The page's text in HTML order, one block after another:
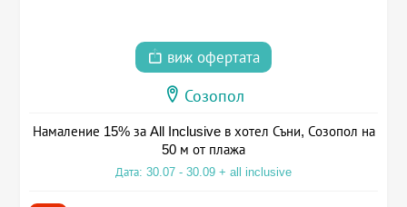
виж офертата
Созопол
Намаление 15% за All Inclusive в хотел Съни, Созопол на
50 м от плажа
Дата: 30.07 - 30.09 + all inclusive